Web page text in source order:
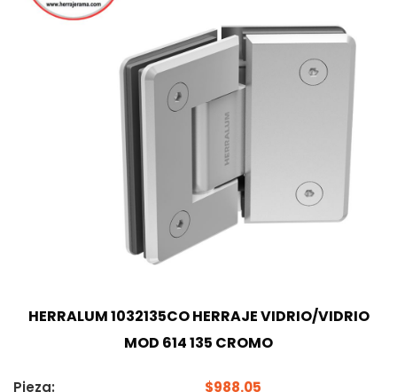
HERRALUM 1032135CO HERRAJE VIDRIO/VIDRIO
MOD 614 135 CROMO
Pieza: $988.05